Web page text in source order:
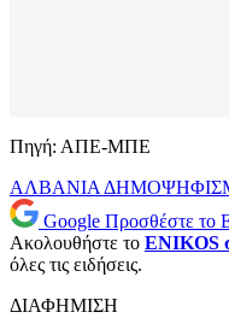
Πηγή: ΑΠΕ-ΜΠΕ
ΑΛΒΑΝΙΑ
Google Προσθέστε το
Ακολουθήστε το ENIKOS
όλες τις ειδήσεις.
ΔΙΑΦΗΜΙΣΗ